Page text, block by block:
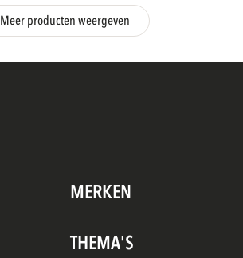
Meer producten weergeven
MERKEN
THEMA'S